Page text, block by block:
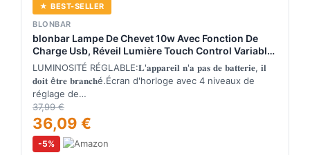
★ BEST-SELLER
BLONBAR
blonbar Lampe De Chevet 10w Avec Fonction De
Charge Usb, Réveil Lumière Touch Control Variable
Lampe De Table Aide Au Sommeil Bébés & Adultes,
3 Niveaux De Luminosité Veilleuse Pour Chambre
Salon
LUMINOSITÉ RÉGLABLE:𝐋'𝐚𝐩𝐩𝐚𝐫𝐞𝐢𝐥 𝐧'𝐚 𝐩𝐚𝐬 𝐝𝐞 𝐛𝐚𝐭𝐭𝐞𝐫𝐢𝐞, 𝐢𝐥
𝐝𝐨𝐢𝐭 ê𝐭𝐫𝐞 𝐛𝐫𝐚𝐧𝐜𝐡é.Écran d'horloge avec 4 niveaux de
réglage de…
37,99 €
36,09 €
-5%